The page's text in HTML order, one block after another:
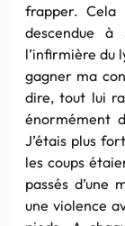
frapper. Cela
descendue
l’infirmière du
gagner ma
dire, tout lui
énormément
J’étais plus
les coups
passés d’une
une violence